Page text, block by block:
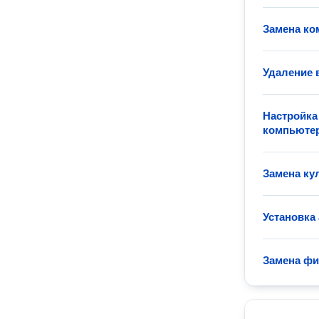
Замена
Удаление
Замена
Замена